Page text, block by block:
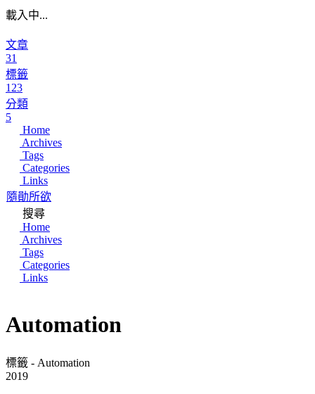
載入中...
文章
31
標籤
123
分類
5
Home
Archives
Tags
Categories
Links
隨勛所欲
搜尋
Home
Archives
Tags
Categories
Links
Automation
標籤 - Automation
2019